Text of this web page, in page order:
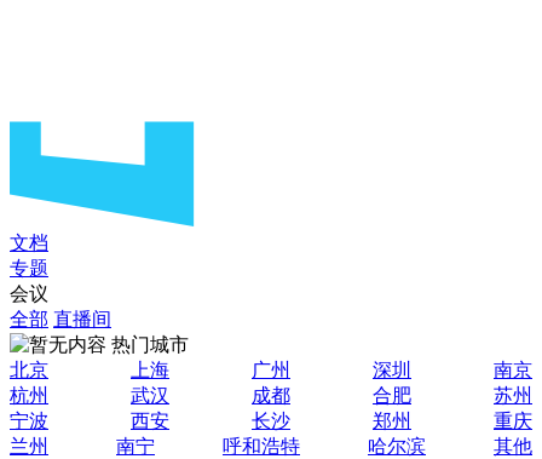
文档
专题
会议
全部 直播间
热门城市
北京
上海 广州 深圳
南京
杭州
武汉 成都 合肥
苏州
宁波
西安 长沙 郑州
重庆
兰州
南宁 呼和浩特 哈尔滨
其他